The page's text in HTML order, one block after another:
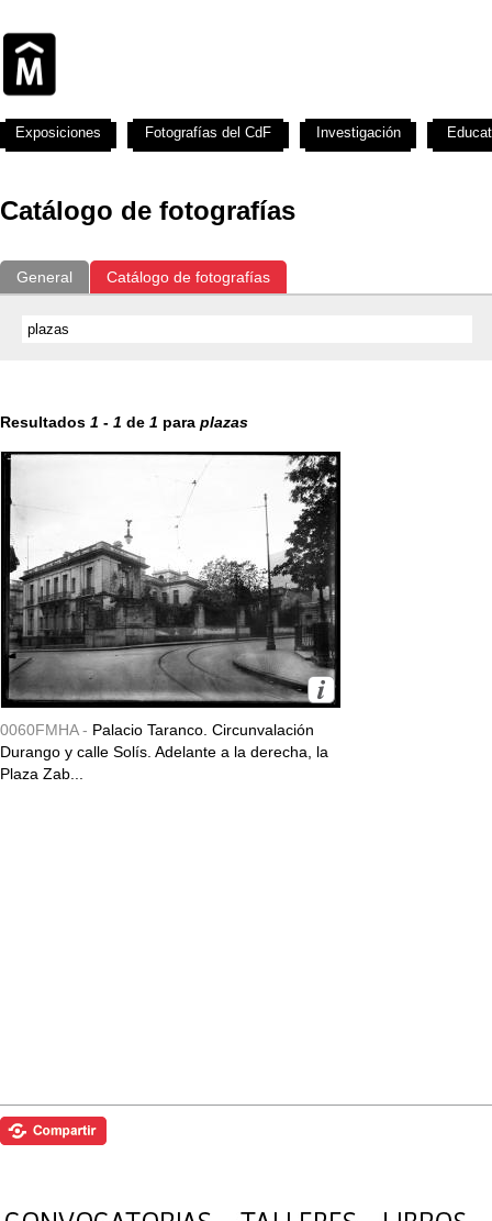
Catálogo de fotografías
General Catálogo de fotografías
Resultados 1 - 1 de 1 para plazas
0060FMHA - Palacio Taranco. Circunvalación
Durango y calle Solís. Adelante a la derecha, la
Plaza Zab...
Exposiciones Fotografías del CdF Investigación